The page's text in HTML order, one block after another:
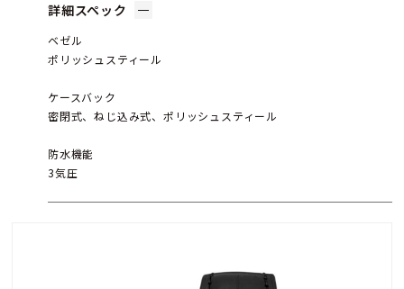
詳細スペック
ベゼル
ポリッシュスティール
ケースバック
密閉式、ねじ込み式、ポリッシュスティール
防水機能
3気圧